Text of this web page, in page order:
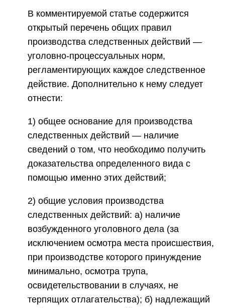
В комментируемой статье содержится
открытый перечень общих правил
производства следственных действий —
уголовно-процессуальных норм,
регламентирующих каждое следственное
действие. Дополнительно к нему следует
отнести:
1) общее основание для производства
следственных действий — наличие
сведений о том, что необходимо получить
доказательства определенного вида с
помощью именно этих действий;
2) общие условия производства
следственных действий: а) наличие
возбужденного уголовного дела (за
исключением осмотра места происшествия,
при производстве которого принуждение
минимально, осмотра трупа,
освидетельствовании в случаях, не
терпящих отлагательства); б) надлежащий